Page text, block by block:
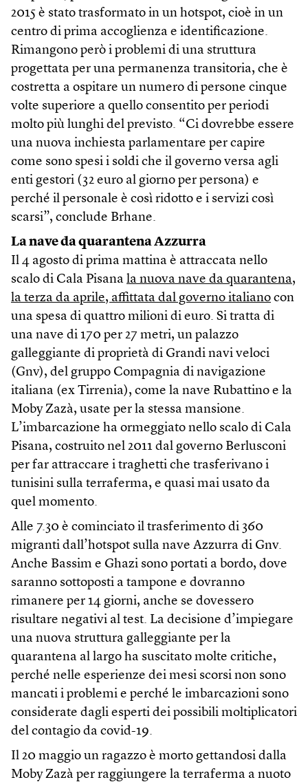
2015 è stato trasformato in un hotspot, cioè in un
centro di prima accoglienza e identificazione.
Rimangono però i problemi di una struttura
progettata per una permanenza transitoria, che è
costretta a ospitare un numero di persone cinque
volte superiore a quello consentito per periodi
molto più lunghi del previsto. “Ci dovrebbe essere
una nuova inchiesta parlamentare per capire
come sono spesi i soldi che il governo versa agli
enti gestori (32 euro al giorno per persona) e
perché il personale è così ridotto e i servizi così
scarsi”, conclude Brhane.
La nave da quarantena Azzurra
Il 4 agosto di prima mattina è attraccata nello
scalo di Cala Pisana la nuova nave da quarantena,
la terza da aprile, affittata dal governo italiano con
una spesa di quattro milioni di euro. Si tratta di
una nave di 170 per 27 metri, un palazzo
galleggiante di proprietà di Grandi navi veloci
(Gnv), del gruppo Compagnia di navigazione
italiana (ex Tirrenia), come la nave Rubattino e la
Moby Zazà, usate per la stessa mansione.
L’imbarcazione ha ormeggiato nello scalo di Cala
Pisana, costruito nel 2011 dal governo Berlusconi
per far attraccare i traghetti che trasferivano i
tunisini sulla terraferma, e quasi mai usato da
quel momento.
Alle 7.30 è cominciato il trasferimento di 360
migranti dall’hotspot sulla nave Azzurra di Gnv.
Anche Bassim e Ghazi sono portati a bordo, dove
saranno sottoposti a tampone e dovranno
rimanere per 14 giorni, anche se dovessero
risultare negativi al test. La decisione d’impiegare
una nuova struttura galleggiante per la
quarantena al largo ha suscitato molte critiche,
perché nelle esperienze dei mesi scorsi non sono
mancati i problemi e perché le imbarcazioni sono
considerate dagli esperti dei possibili moltiplicatori
del contagio da covid-19.
Il 20 maggio un ragazzo è morto gettandosi dalla
Moby Zazà per raggiungere la terraferma a nuoto